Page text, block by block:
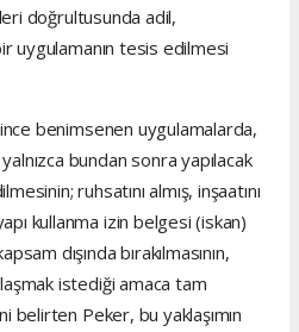
doğrultusunda adil,
uygulamanın tesis edilmesi
benimsenen uygulamalarda,
bundan sonra yapılacak
ruhsatını almış, inşaatını
kullanma izin belgesi (iskan)
dışında bırakılmasının,
istediği amaca tam
belirten Peker, bu yaklaşımın